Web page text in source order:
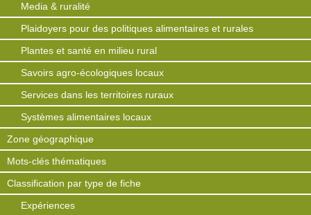
Media & ruralité
Plaidoyers pour des politiques alimentaires et rurales
Plantes et santé en milieu rural
Savoirs agro-écologiques locaux
Services dans les territoires ruraux
Systèmes alimentaires locaux
Zone géographique
Mots-clés thématiques
Classification par type de fiche
Expériences